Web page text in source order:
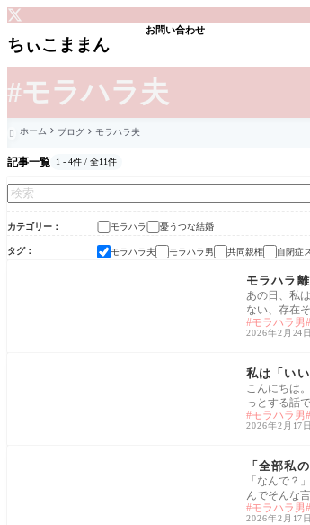
#モラハラ夫
ちぃこままん
お問い合わせ
 ホーム ブログ モラハラ夫
記事一覧 1 - 4件 / 全11件
カテゴリー モラハラ 憂うつな結婚
タグ モラハラ夫 モラハラ男 共同親権 自閉症
モラハラ
モラハラ
あの日、私
ない、存在
モラハラ男
2026年2月24日
私は「い
こんにちは
っとする話
モラハラ男
2026年2月17日
「全部私
「なんで？
んでそんな
モラハラ男
2026年2月17日